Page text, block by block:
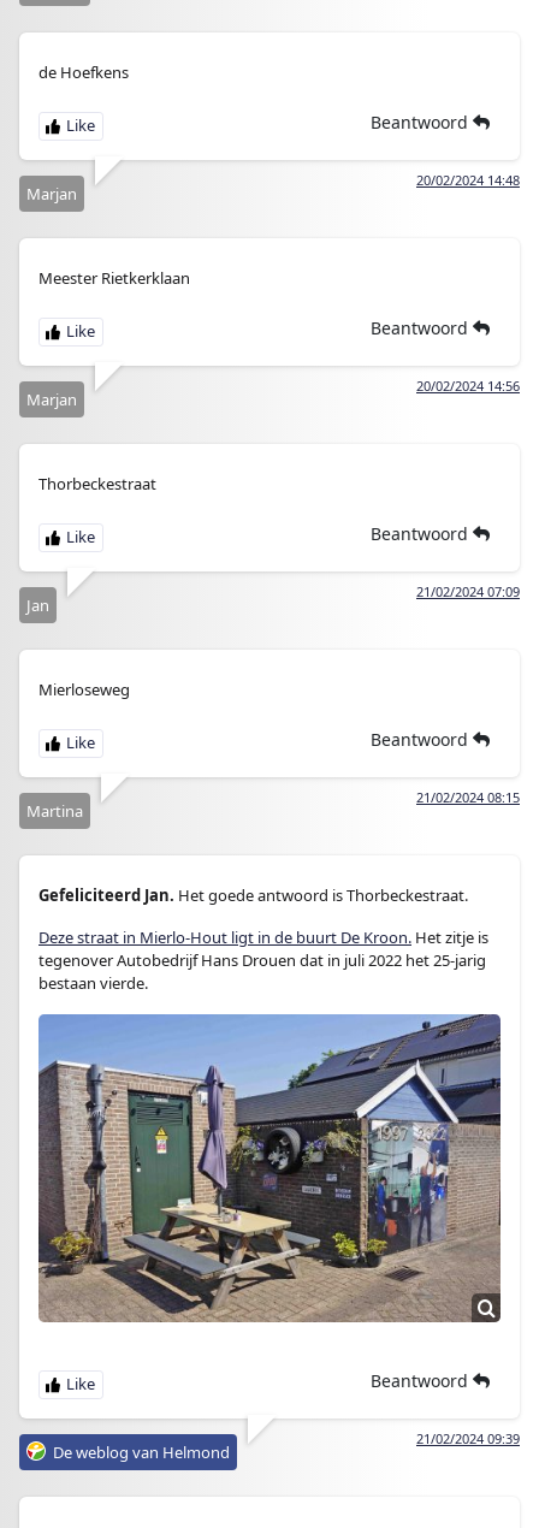
de Hoefkens
Beantwoord
20/02/2024 14:48
Marjan
Meester Rietkerklaan
Beantwoord
20/02/2024 14:56
Marjan
Thorbeckestraat
Beantwoord
21/02/2024 07:09
Jan
Mierloseweg
Beantwoord
21/02/2024 08:15
Martina
Gefeliciteerd Jan. Het goede antwoord is Thorbeckestraat.
Deze straat in Mierlo-Hout ligt in de buurt De Kroon. Het zitje is
tegenover Autobedrijf Hans Drouen dat in juli 2022 het 25-jarig
bestaan vierde.
Beantwoord
21/02/2024 09:39
De weblog van Helmond